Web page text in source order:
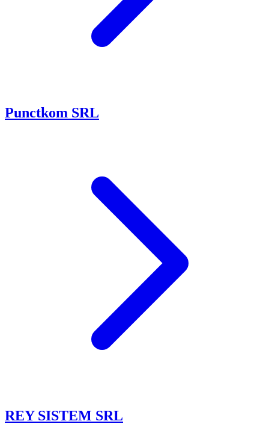
Punctkom SRL
REY SISTEM SRL